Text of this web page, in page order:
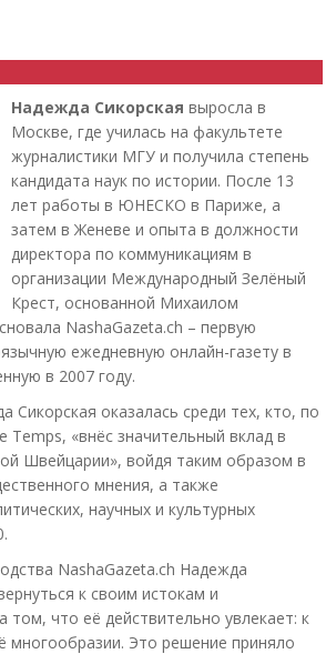
Надежда Сикорская выросла в
Москве, где училась на факультете
журналистики МГУ и получила степень
кандидата наук по истории. После 13
лет работы в ЮНЕСКО в Париже, а
затем в Женеве и опыта в должности
директора по коммуникациям в
организации Международный Зелёный
Крест, основанной Михаилом
NashaGazeta.ch – первую
ежедневную онлайн-газету в
в 2007 году.
Сикорская оказалась среди тех, кто, по
Temps, «внёс значительный вклад в
Швейцарии», войдя таким образом в
мнения, а также
научных и культурных
NashaGazeta.ch Надежда
к своим истокам и
том, что её действительно увлекает: к
многообразии. Это решение приняло